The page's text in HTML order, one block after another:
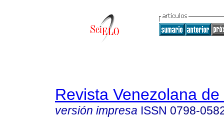
Revista Venezolana
versión impresa ISSN 0798-